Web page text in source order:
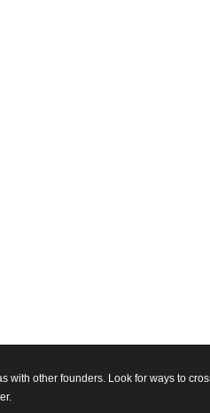
with other founders. Look for ways to